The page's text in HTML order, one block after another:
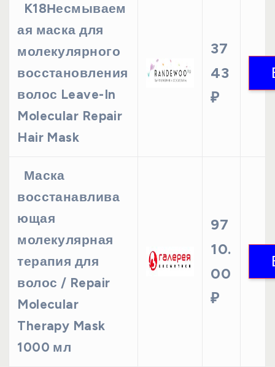
K18Несмываем
ая маска для
молекулярного
восстановления
волос Leave-In
Molecular Repair
Hair Mask
37
43
₽
Маска
восстанавлива
ющая
молекулярная
терапия для
волос / Repair
Molecular
Therapy Mask
1000 мл
97
10.
00
₽